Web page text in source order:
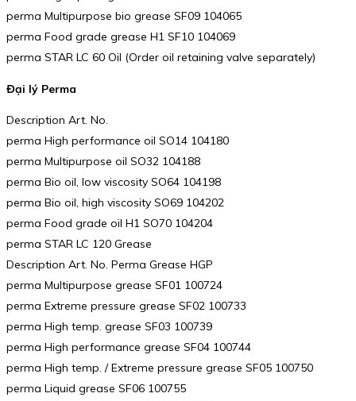
perma Multipurpose bio grease SF09 104065
perma Food grade grease H1 SF10 104069
perma STAR LC 60 Oil (Order oil retaining valve separately)
Đại lý Perma
Description Art. No.
perma High performance oil SO14 104180
perma Multipurpose oil SO32 104188
perma Bio oil, low viscosity SO64 104198
perma Bio oil, high viscosity SO69 104202
perma Food grade oil H1 SO70 104204
perma STAR LC 120 Grease
Description Art. No. Perma Grease HGP
perma Multipurpose grease SF01 100724
perma Extreme pressure grease SF02 100733
perma High temp. grease SF03 100739
perma High performance grease SF04 100744
perma High temp. / Extreme pressure grease SF05 100750
perma Liquid grease SF06 100755